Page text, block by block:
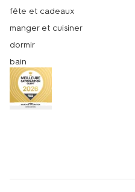
fête et cadeaux
manger et cuisiner
dormir
bain